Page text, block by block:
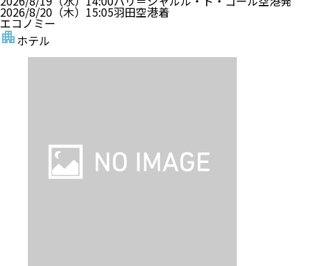
2026/8/20（木） 15:05羽田空港着
エコノミー
ホテル